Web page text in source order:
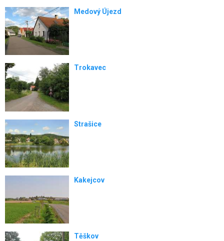
Medový Újezd
Trokavec
Strašice
Kakejcov
Těškov